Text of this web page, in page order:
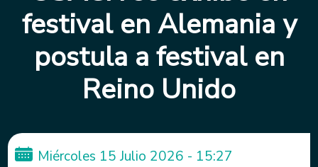
festival en Alemania y
postula a festival en
Reino Unido
Miércoles 15 Julio 2026 - 15:27